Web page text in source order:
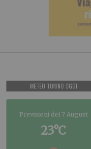
METEO TORINO OGGI
Previsioni del 7 August
23°C